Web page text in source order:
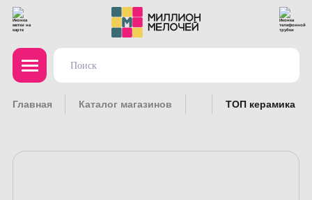
Главная Каталог магазинов ТОП керамика